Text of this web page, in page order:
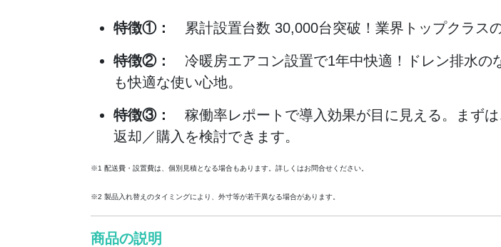
特徴①： 累計設置台数 30,000台突破！業界トップクラス
特徴②：
冷暖房エアコン設置で1年中快適！ドレン排水の
も快適な使い心地。
特徴③：
稼働率レポートで導入効果が目に見える。まず
返却／購入を検討できます。
※1 配送費・設置費は、個別見積となる場合もあります。詳しくはお問合せください。
※2 製品入れ替えのタイミングにより、外寸等が若干異なる場合があります。
商品の説明